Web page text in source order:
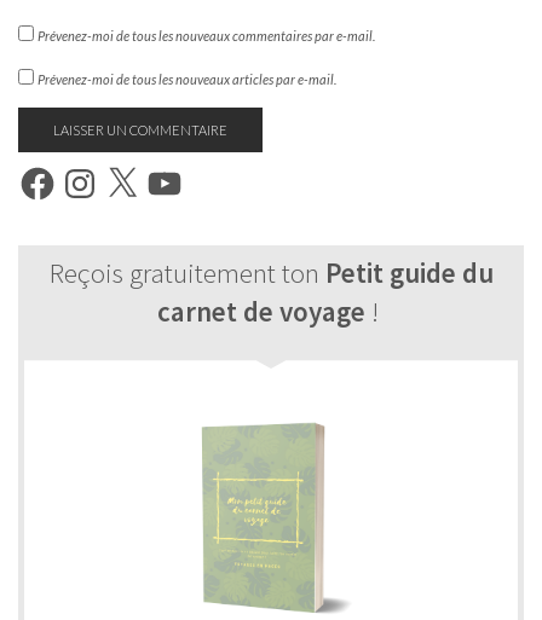
Prévenez-moi de tous les nouveaux commentaires par e-mail.
Prévenez-moi de tous les nouveaux articles par e-mail.
FACEBOOKINSTAGRAM
X YOUTUBE
Reçois gratuitement ton Petit guide du
carnet de voyage !